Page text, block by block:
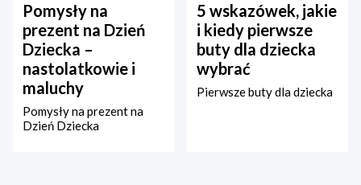
Pomysły na
prezent na Dzień
Dziecka –
nastolatkowie i
maluchy
Pomysły na prezent na
Dzień Dziecka
5 wskazówek, jakie
i kiedy pierwsze
buty dla dziecka
wybrać
Pierwsze buty dla dziecka